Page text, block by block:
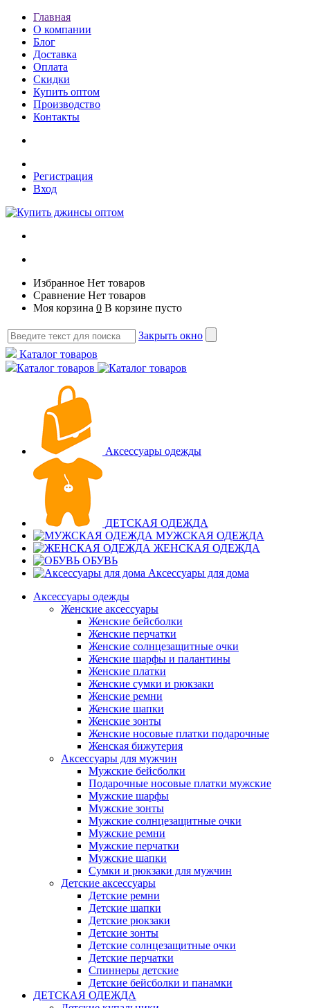
Главная
О компании
Блог
Доставка
Оплата
Скидки
Купить оптом
Производство
Контакты
Регистрация
Вход
Избранное Нет товаров
Сравнение Нет товаров
Моя корзина 0 В корзине пусто
Закрыть окно
Каталог товаров
Каталог товаров
Аксессуары одежды
ДЕТСКАЯ ОДЕЖДА
МУЖСКАЯ ОДЕЖДА
ЖЕНСКАЯ ОДЕЖДА
ОБУВЬ
Аксессуары для дома
Аксессуары одежды
Женские аксессуары
Женские бейсболки
Женские перчатки
Женские солнцезащитные очки
Женские шарфы и палантины
Женские платки
Женские сумки и рюкзаки
Женские ремни
Женские шапки
Женские зонты
Женские носовые платки подарочные
Женская бижутерия
Аксессуары для мужчин
Мужские бейсболки
Подарочные носовые платки мужские
Мужские шарфы
Мужские зонты
Мужские солнцезащитные очки
Мужские ремни
Мужские перчатки
Мужские шапки
Сумки и рюкзаки для мужчин
Детские аксессуары
Детские ремни
Детские шапки
Детские рюкзаки
Детские зонты
Детские солнцезащитные очки
Детские перчатки
Спиннеры детские
Детские бейсболки и панамки
ДЕТСКАЯ ОДЕЖДА